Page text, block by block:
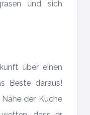
und sich
über einen
Beste daraus!
der Küche